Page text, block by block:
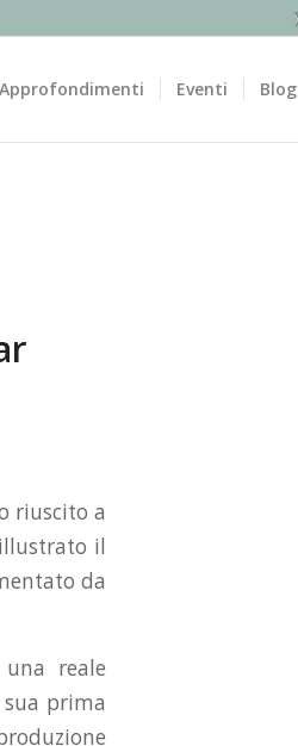
Approfondimenti Eventi Blog
riuscito a
il
da
reale
prima